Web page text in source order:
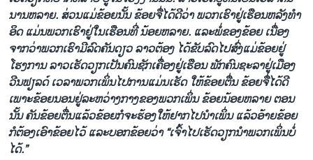
ນານຫລາຍ. ສ່ວນແມ່ຂ້ອຍນັ້ນ ຂ້ອຍຈື່ໄດ້ດີວ່າ ພວກເຮົາຢູ່ເຮືອນຫລັງທໍາ
ອິດ ແມ່ນພວກເຮົາຢູ່ໃນເຮືອນທີ່ ນ້ອຍຫລາຍ. ແລະພໍ່ຂອງຂ້ອຍ ເນື່ອງ
ຈາກວ່າພວກເຮົາມີລົດຄັນດຽວ ລາວຕ້ອງ ໄດ້ຂັບລົດໄປສົ່ງແມ່ຂ້ອຍຢູ່
ໂຮງການ ລາວເຮັດວຽກເປັນຄົນຊັກເຄື່ອງຢູ່ເຮືອນ ພັກຄົນຊະລາຢູ່ເມືອງ
ວີນຟຽລດ໌ ເວລາພວກເພິ່ນໄປການແມ່ນເຮັດ ໃຫ້ຂ້ອຍຕື່ນ ຂ້ອຍຈື່ໄດ້ດີ
ເພາະຂ້ອຍນອນຢູ່ລະຫວ່າງກາງຂອງພວກເພິ່ນ ຂ້ອຍນ້ອຍຫລາຍ ຕອນ
ນັ້ນ ຄັນຂ້ອຍຕື່ນແລ້ວຂ້ອຍກໍຈະຮ້ອງໃຫ້ຢາກໄປນໍາເພິ່ນ ແລ້ວອ້າຍຂ້ອຍ
ກໍຕ້ອງເອົາຂ້ອຍໄວ້ ແລະບອກຂ້ອຍວ່າ “ເຈົ້າໄປເຮັດວຽກນໍາພວກເພິ່ນບໍ່
ໄດ້.”